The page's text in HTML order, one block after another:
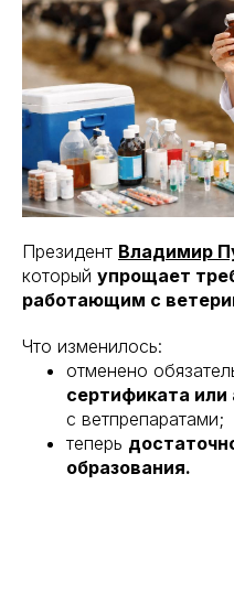
Президент Владимир
который упрощает
работающим с
Что изменилось:
отменено
сертификата или
с ветпрепаратами;
теперь
образования.